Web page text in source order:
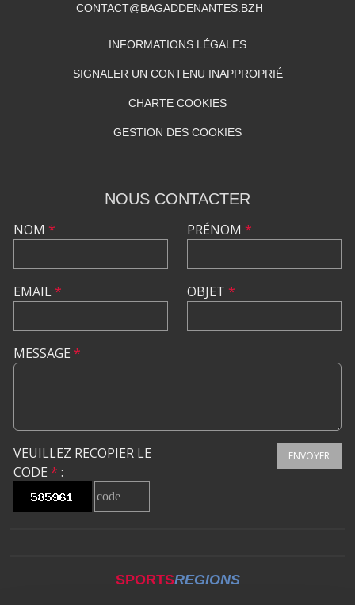
CONTACT@BAGADDENANTES.BZH
INFORMATIONS LÉGALES
SIGNALER UN CONTENU INAPPROPRIÉ
CHARTE COOKIES
GESTION DES COOKIES
NOUS CONTACTER
NOM *
EMAIL*
PRÉNOM *
OBJET *
MESSAGE *
VEUILLEZ RECOPIER LE
CODE * :
ENVOYER
SPORTSREGIONS